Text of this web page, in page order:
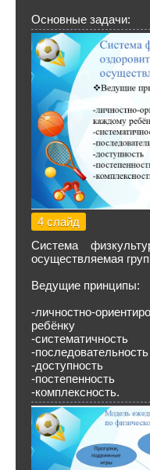
Основные задачи:
4 слайд
Система
осуществляемая
Ведущие принципы:
-личностно-
ребёнку
-систематичность
-последовательность
-доступность
-постепенность
-комплексность.